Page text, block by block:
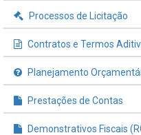
Processos de Licitação
Contratos e Termos
Planejamento
Prestações de Contas
Demonstrativos Fiscais